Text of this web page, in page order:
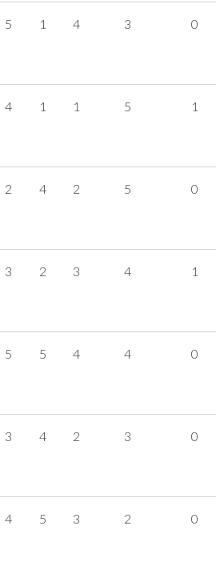
5 1 4 3 0
4 1 1 5 1
2 4 2 5 0
3 2 3 4 1
5 5 4 4 0
3 4 2 3 0
4 5 3 2 0